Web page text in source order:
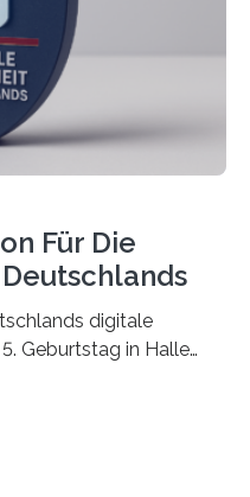
auch mit…
Für Die
digitale
Geburtstag in Halle
in der